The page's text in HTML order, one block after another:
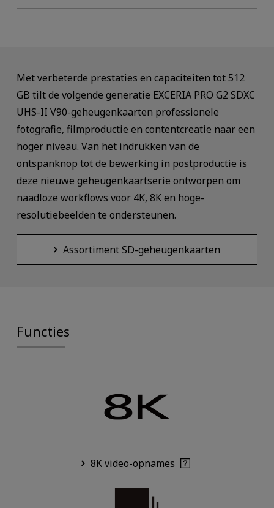
Met verbeterde prestaties en capaciteiten tot 512
GB tilt de volgende generatie EXCERIA PRO G2 SDXC
UHS-II V90-geheugenkaarten professionele
fotografie, filmproductie en contentcreatie naar een
hoger niveau. Van het indrukken van de
ontspanknop tot de bewerking in postproductie is
deze nieuwe geheugenkaartserie ontworpen om
naadloze workflows voor 4K, 8K en hoge-
resolutiebeelden te ondersteunen.
Assortiment SD-geheugenkaarten
Functies
8K video-opnames